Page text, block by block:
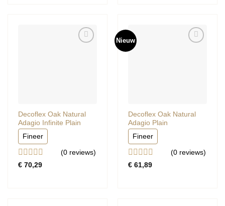
Decoflex Oak Natural
Adagio Infinite Plain
Fineer
Gewaardeerd
(0reviews)
€70,29
Nieuw
Decoflex Oak Natural
Adagio Plain
Fineer
Gewaardeerd
(0reviews)
€61,89